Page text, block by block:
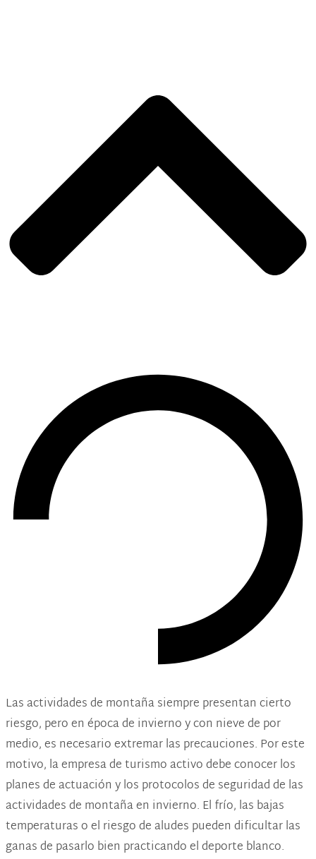
Las actividades de montaña siempre presentan cierto
riesgo, pero en época de invierno y con nieve de por
medio, es necesario extremar las precauciones. Por este
motivo, la empresa de turismo activo debe conocer los
planes de actuación y los protocolos de seguridad de las
actividades de montaña en invierno. El frío, las bajas
temperaturas o el riesgo de aludes pueden dificultar las
ganas de pasarlo bien practicando el deporte blanco.